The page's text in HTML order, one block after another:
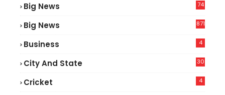
Big News
74
Big News 871
Business 4
City And State 30
Cricket 4